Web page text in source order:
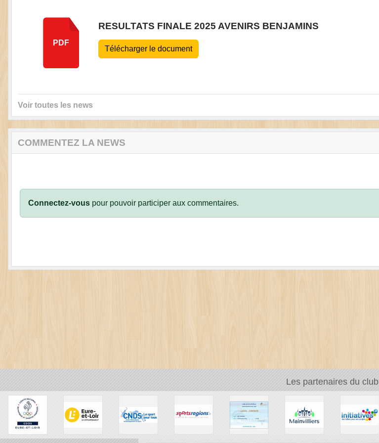
PDF
RESULTATS FINALE 2025 AVENIRS BENJAMINS
Télécharger le document
Voir toutes les news
COMMENTEZ LA NEWS
Connectez-vous pour pouvoir participer aux commentaires.
Les partenaires du club